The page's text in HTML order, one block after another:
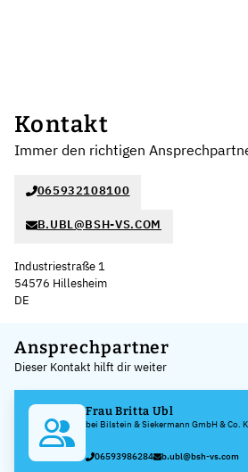
Kontakt
Immer den richtigen
065932108100
B.UBL@BSH-VS.COM
Industriestraße 1
54576 Hillesheim
DE
+
−
Ansprechpartner
Dieser Kontakt hilft dir weiter
Frau Britta Ubl
bei Bilstein & Siekermann GmbH & Co.
06593986284 b.ubl@bsh-vs.com